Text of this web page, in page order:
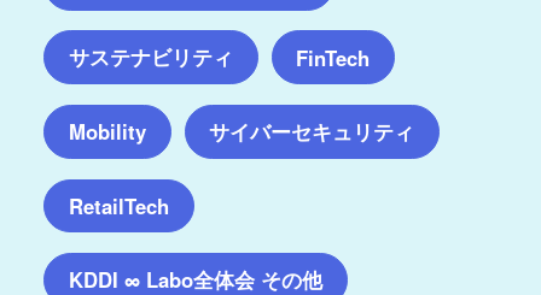
サステナビリティ FinTech
Mobility サイバーセキュリティ
RetailTech
KDDI ∞ Labo全体会 その他